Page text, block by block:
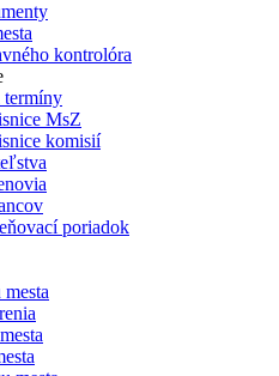
kontrolóra
termíny
MsZ
komisií
poriadok